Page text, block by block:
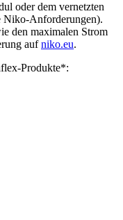
oder dem vernetzten
Niko-Anforderungen).
den maximalen Strom
aufniko.eu.
Produkte*: